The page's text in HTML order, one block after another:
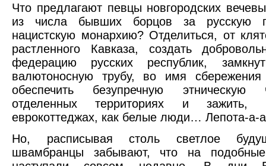
Что предлагают певцы новгородских
из числа бывших борцов за русскую
нацистскую монархию? Отделиться, от
растленного Кавказа, создать
федерацию русских республик,
валютоносную трубу, во имя
обеспечить безупречную этническую
отделенных территориях и зажить,
еврокоттеджах, как белые люди… Лепота-а-
Но, расписывая столь светлое
швамбранцы забывают, что на